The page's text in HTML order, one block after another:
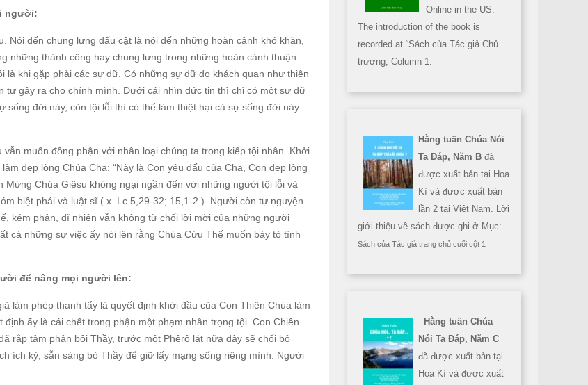
người:
đến chung lưng đấu cật là nói đến những hoàn cảnh khó khăn,
những thành công hay chung lưng trong những hoàn cảnh thuận
là khi gặp phải các sự dữ. Có những sự dữ do khách quan như thiên
tự gây ra cho chính mình. Dưới cái nhìn đức tin thì chỉ có một sự dữ
đời này, còn tội lỗi thì có thể làm thiệt hại cả sự sống đời này
muốn đồng phận với nhân loại chúng ta trong kiếp tội nhân. Khởi
đẹp lòng Chúa Cha: “Này là Con yêu dấu của Cha, Con đẹp lòng
Chúa Giêsu không ngại ngần đến với những người tội lỗi và
biệt phái và luật sĩ ( x. Lc 5,29-32; 15,1-2 ). Người còn tự nguyện
kém phận, dĩ nhiên vẫn không từ chối lời mời của những người
cả những sự việc ấy nói lên rằng Chúa Cứu Thế muốn bày tỏ tình
để nâng mọi người lên:
làm phép thanh tẩy là quyết định khởi đầu của Con Thiên Chúa làm
ấy là cái chết trong phận một phạm nhân trọng tội. Con Chiên
rắp tâm phản bội Thầy, trước một Phêrô lát nữa đây sẽ chối bỏ
ích kỷ, sẵn sàng bỏ Thầy để giữ lấy mạng sống riêng mình. Người
Online in the US.
The introduction of the book is
recorded at “Sách của Tác giả Chủ
trương, Column 1.
Hằng tuần Chúa Nói
Ta Đáp, Năm B đã
được xuất bản tại Hoa
Kì và được xuất bản
lần 2 tại Việt Nam. Lời
giới thiệu về sách được ghi ở Mục:
Sách của Tác giả trang chủ cuối cột 1
Hằng tuần Chúa
Nói Ta Đáp, Năm C
đã được xuất bản tại
Hoa Kì và được xuất